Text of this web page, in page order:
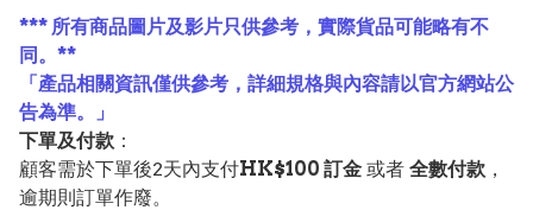
*** 所有商品圖片及影片只供參考，實際貨品可能略有不
同。**
「產品相關資訊僅供參考，詳細規格與內容請以官方網站公
告為準。」
下單及付款 ：
顧客需於下單後2天內支付HK$100 訂金 或者 全數付款 ，
逾期則訂單作廢。